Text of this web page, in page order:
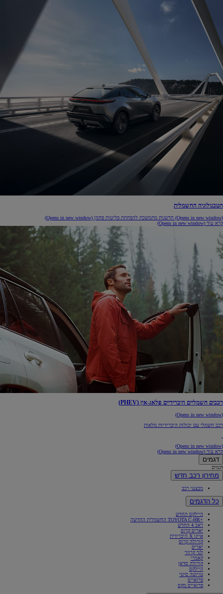
הטכנולוגיה החשמלית
(Opens in new window) חדשנות מתמשכת להפחתת פליטות פחמן (Opens in new window)
קרא עוד (Opens in new window)
רכבים חשמליים היברידיים פלאג-אין (PHEV)
(Opens in new window)
רכב חשמלי עם יכולות היברידיות מלאות
(Opens in new window)
קרא עוד (Opens in new window)
דגמים
דגמים
מחירון רכב חדש
מבצעי רכב
כל הדגמים
היילקס החדש
+TOYOTA C-HR החשמלית החדשה
ראב 4 החדש
יאריס קרוס
אייגו X היברידית
קורולה קרוס
יאריס
לנד קרוזר
קאמרי
קורולה סדאן
היילקס
טויוטה סיטי
פרואייס
פרואייס מקס